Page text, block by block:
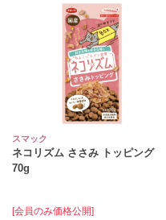
スマック
ネコリズム ささみ トッピング
70g
[会員のみ価格公開]